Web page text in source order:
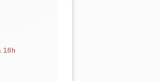
18h